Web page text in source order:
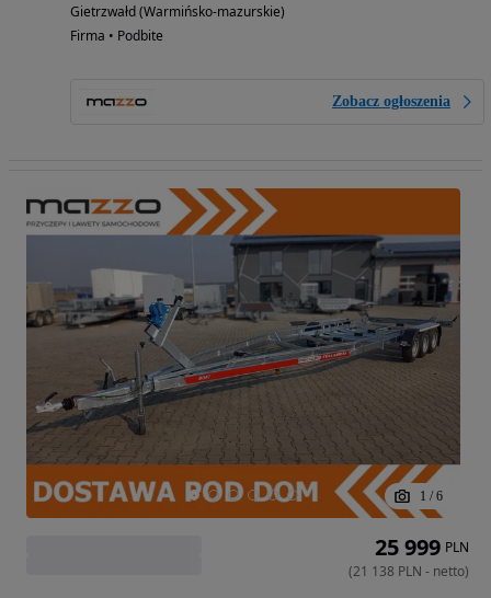
Gietrzwałd (Warmińsko-mazurskie)
Firma • Podbite
Zobacz ogłoszenia
1 / 6
25 999 PLN
(21 138 PLN - netto)